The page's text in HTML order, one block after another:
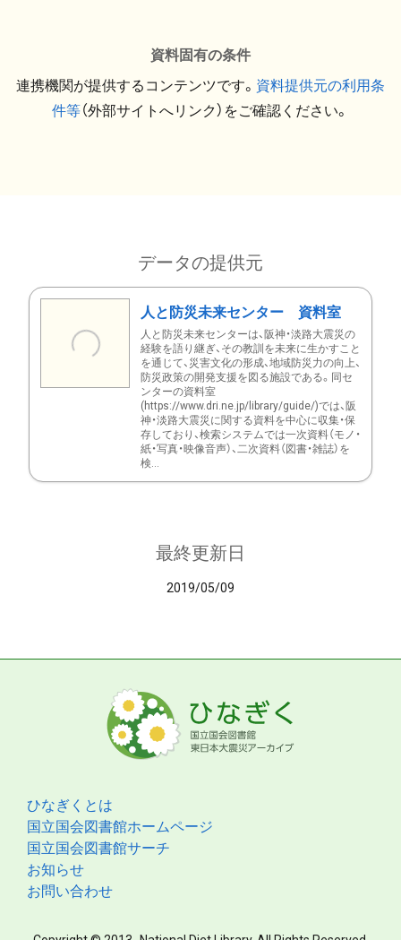
資料固有の条件
連携機関が提供するコンテンツです。 資料提供元の利用条
件等（外部サイトへリンク）をご確認ください。
データの提供元
人と防災未来センター 資料室
人と防災未来センターは、阪神・淡路大震災の
経験を語り継ぎ、その教訓を未来に生かすこと
を通じて、災害文化の形成、地域防災力の向上、
防災政策の開発支援を図る施設である。同セ
ンターの資料室
(https://www.dri.ne.jp/library/guide/)では、阪
神・淡路大震災に関する資料を中心に収集・保
存しており、検索システムでは一次資料（モノ・
紙・写真・映像音声）、二次資料（図書・雑誌）を
検...
最終更新日
2019/05/09
ひなぎくとは
国立国会図書館ホームページ
国立国会図書館サーチ
お知らせ
お問い合わせ